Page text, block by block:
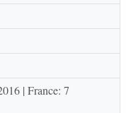
| France: 7